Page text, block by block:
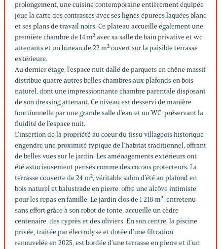
prolongement, une cuisine contemporaine entièrement équipée
joue la carte des contrastes avec ses lignes épurées laquées blanc
et ses plans de travail noirs. Ce plateau accueille également une
première chambre de 14 m² avec sa salle de bain privative et wc
attenants et un bureau de 22 m² ouvert sur la paisible terrasse
extérieure.
Au dernier étage, l’espace nuit dallé de parquets en chêne massif
distribue quatre autres belles chambres aux plafonds en bois
naturel, dont une impressionnante chambre parentale disposant
de son dressing attenant. Ce niveau est desservi de manière
fonctionnelle par une grande salle d’eau et un WC, préservant la
fluidité de l’espace nuit.
L’insertion de la propriété au coeur du tissu villageois historique
engendre une proximité typique de l’habitat traditionnel, offrant
de belles vues sur le jardin. Les aménagements extérieurs ont
été astucieusement pensés comme des cocons protecteurs. La
terrasse couverte de 24 m², véritable salon d’été au plafond en
bois naturel et balustrade en pierre, offre une alcôve intimiste
pour les repas en famille. Le jardin clos de 1 218 m², entretenu
sans effort grâce à son robot de tonte, accueille un cèdre
centenaire, des cyprès et des oliviers. En son centre, la piscine
privée, traitée par électrolyse et dotée d’une filtration
renouvelée en 2025, est bordée d’une terrasse en pierre et d’un